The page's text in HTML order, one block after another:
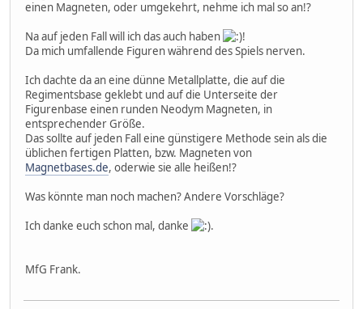
einen Magneten, oder umgekehrt, nehme ich mal so an!?
Na auf jeden Fall will ich das auch haben
!
Da mich umfallende Figuren während des Spiels nerven.
Ich dachte da an eine dünne Metallplatte, die auf die
Regimentsbase geklebt und auf die Unterseite der
Figurenbase einen runden Neodym Magneten, in
entsprechender Größe.
Das sollte auf jeden Fall eine günstigere Methode sein als die
üblichen fertigen Platten, bzw. Magneten von
Magnetbases.de, oderwie sie alle heißen!?
Was könnte man noch machen? Andere Vorschläge?
Ich danke euch schon mal, danke
.
MfG Frank.